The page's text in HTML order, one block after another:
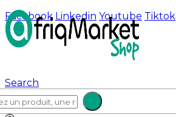
Facebook Linkedin Youtube Tiktok
Search